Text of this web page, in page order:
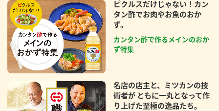
ピクルスだけじゃない！カン
タン酢でお肉やお魚のおか
ず。
カンタン酢で作るメインのおか
ず特集
名店の店主と、ミツカンの技
術者が ともに一丸となって作
り上げた至極の逸品たち。